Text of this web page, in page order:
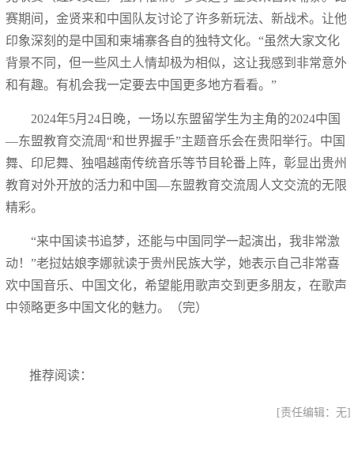
赛期间，金贤来和中国队友讨论了许多新玩法、新战术。让他
印象深刻的是中国和柬埔寨各自的独特文化。“虽然大家文化
背景不同，但一些风土人情却极为相似，这让我感到非常意外
和有趣。有机会我一定要去中国更多地方看看。”
2024年5月24日晚，一场以东盟留学生为主角的2024中国
—东盟教育交流周“和世界握手”主题音乐会在贵阳举行。中国
舞、印尼舞、独唱越南传统音乐等节目轮番上阵，彰显出贵州
教育对外开放的活力和中国—东盟教育交流周人文交流的无限
精彩。
“来中国读书追梦，还能与中国同学一起演出，我非常激
动！”老挝姑娘李娜就读于贵州民族大学，她表示自己非常喜
欢中国音乐、中国文化，希望能用歌声交到更多朋友，在歌声
中领略更多中国文化的魅力。（完）
推荐阅读：
[责任编辑：无]